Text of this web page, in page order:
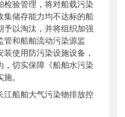
验管理，将对船载污染
集储存能力均不达标的船
以淘汰，并将组织加强
和船舶流动污染源监
使用防污染设施设备，
切实保障《船舶水污染
。
江船舶大气污染物排放控